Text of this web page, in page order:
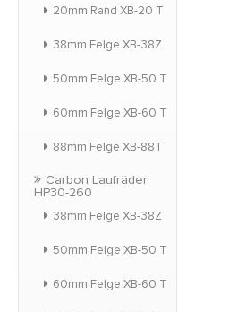
20mm Rand XB-20 T
38mm Felge XB-38Z
50mm Felge XB-50 T
60mm Felge XB-60 T
88mm Felge XB-88T
Carbon Laufräder
HP30-260
38mm Felge XB-38Z
50mm Felge XB-50 T
60mm Felge XB-60 T